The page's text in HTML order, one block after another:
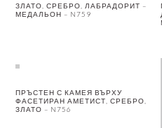
ЗЛАТО, СРЕБРО, ЛАБРАДОРИТ –
МЕДАЛЬОН – N759
ПРЪСТЕН С КАМЕЯ ВЪРХУ
ФАСЕТИРАН АМЕТИСТ, СРЕБРО,
ЗЛАТО – N756